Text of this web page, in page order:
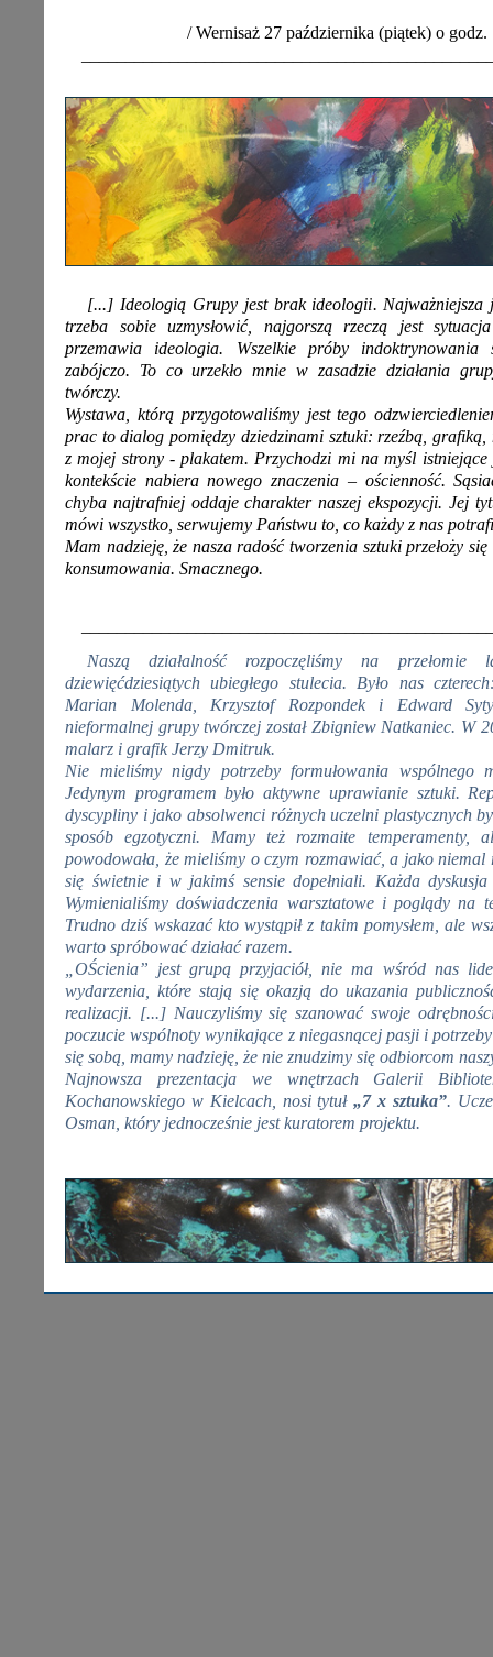
/ Wernisaż 27 października (piątek) o godz.
[...] Ideologią Grupy jest brak ideologii. Najważniejsza
trzeba sobie uzmysłowić, najgorszą rzeczą jest
przemawia ideologia. Wszelkie próby
zabójczo. To co urzekło mnie w zasadzie działania
twórczy.
Wystawa, którą przygotowaliśmy jest tego
prac to dialog pomiędzy dziedzinami sztuki: rzeźbą,
z mojej strony - plakatem. Przychodzi mi na myśl
kontekście nabiera nowego znaczenia – ościenność.
chyba najtrafniej oddaje charakter naszej ekspozycji. Jej
mówi wszystko, serwujemy Państwu to, co każdy z nas
Mam nadzieję, że nasza radość tworzenia sztuki przełoży
konsumowania. Smacznego.
Naszą działalność rozpoczęliśmy na przełomie
dziewięćdziesiątych ubiegłego stulecia. Było nas
Marian Molenda, Krzysztof Rozpondek i Edward
nieformalnej grupy twórczej został Zbigniew Natkaniec. W
malarz i grafik Jerzy Dmitruk.
Nie mieliśmy nigdy potrzeby formułowania wspólnego
Jedynym programem było aktywne uprawianie sztuki.
dyscypliny i jako absolwenci różnych uczelni plastycznych
sposób egzotyczni. Mamy też rozmaite temperamenty,
powodowała, że mieliśmy o czym rozmawiać, a jako
się świetnie i w jakimś sensie dopełniali. Każda
Wymienialiśmy doświadczenia warsztatowe i poglądy na
Trudno dziś wskazać kto wystąpił z takim pomysłem, ale
warto spróbować działać razem.
„OŚcienia” jest grupą przyjaciół, nie ma wśród nas
wydarzenia, które stają się okazją do ukazania
realizacji. [...] Nauczyliśmy się szanować swoje
poczucie wspólnoty wynikające z niegasnącej pasji i
się sobą, mamy nadzieję, że nie znudzimy się odbiorcom
Najnowsza prezentacja we wnętrzach Galerii
Kochanowskiego w Kielcach, nosi tytuł„7 x sztuka”.
Osman, który jednocześnie jest kuratorem projektu.